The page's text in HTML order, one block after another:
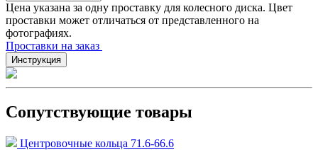
Цена указана за одну проставку для колесного диска. Цвет
проставки может отличаться от представленного на
фотографиях.
Проставки на заказ
Инструкция
Сопутствующие товары
Центровочные кольца 71.6-66.6